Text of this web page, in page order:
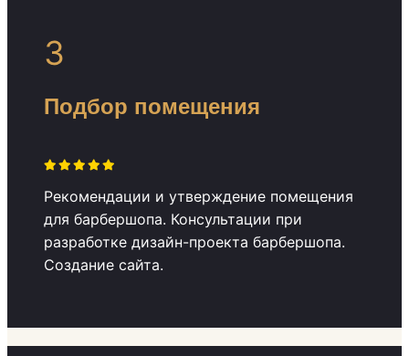
3
Подбор помещения
Рекомендации и утверждение помещения
для барбершопа. Консультации при
разработке дизайн-проекта барбершопа.
Создание сайта.